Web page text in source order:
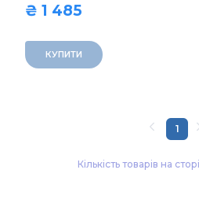
₴ 1 485
КУПИТИ
Кількість товарів на
1